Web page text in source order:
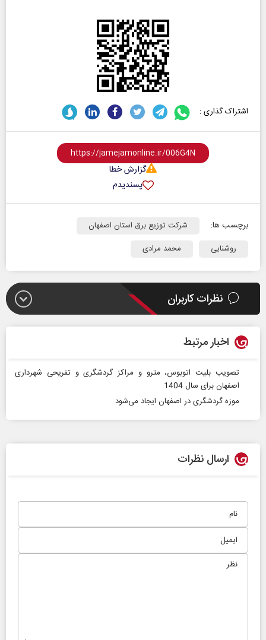
اشتراک گذاری :
گزارش خطا
پسندیدم
برچسب ها:
شرکت توزیع برق استان اصفهان
روشنایی
محمد مرادی
نظرات کاربران
اخبار مرتبط
تصویب بلیت اتوبوس، مترو و مراکز گردشگری و تفریحی شهرداری
اصفهان برای سال 1404
موزه گردشگری در اصفهان ایجاد می‌شود
ارسال نظرات